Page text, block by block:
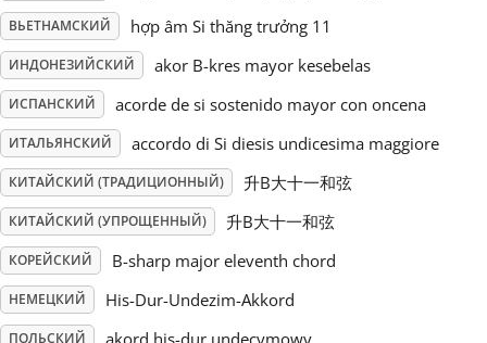
Tiếng Việt
Türkçe
Українська
简体中文
繁體中文
ВЬЕТНАМСКИЙ hợp âm Si thăng trưởng 11
ИНДОНЕЗИЙСКИЙ akor B-kres mayor kesebelas
ИСПАНСКИЙ acorde de si sostenido mayor con oncena
ИТАЛЬЯНСКИЙ accordo di Si diesis undicesima maggiore
КИТАЙСКИЙ (ТРАДИЦИОННЫЙ) 升B大十一和弦
КИТАЙСКИЙ (УПРОЩЕННЫЙ) 升B大十一和弦
КОРЕЙСКИЙ B-sharp major eleventh chord
НЕМЕЦКИЙ His-Dur-Undezim-Akkord
ПОЛЬСКИЙ